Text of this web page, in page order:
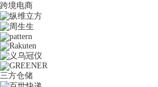
跨境电商
三方仓储